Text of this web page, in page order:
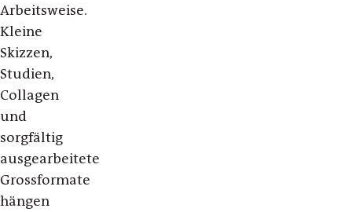
Arbeitsweise.
Kleine
Skizzen,
Studien,
Collagen
und
sorgfältig
ausgearbeitete
Grossformate
hängen